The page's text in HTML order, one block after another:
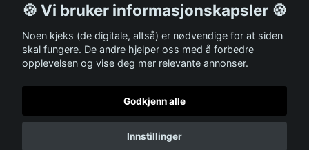
Meld deg på vårt nyhetsbrev
© 2026 ITSHOP
🍪 Vi bruker informasjonskapsler 🍪
Noen kjeks (de digitale, altså) er nødvendige for at siden
skal fungere. De andre hjelper oss med å forbedre
opplevelsen og vise deg mer relevante annonser.
Godkjenn alle
Innstillinger